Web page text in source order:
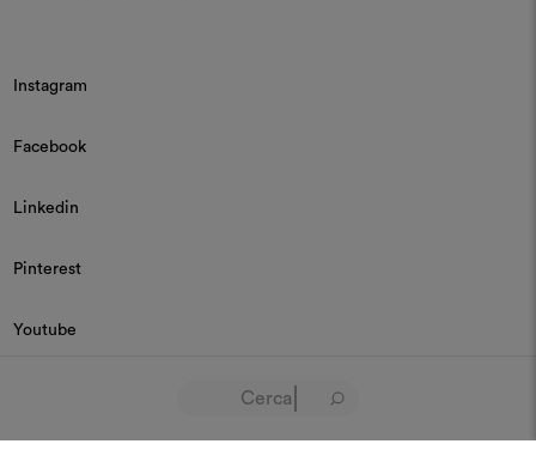
Instagram
Facebook
Linkedin
Pinterest
Youtube
© 2026 Dedar P.IVA 03187590157